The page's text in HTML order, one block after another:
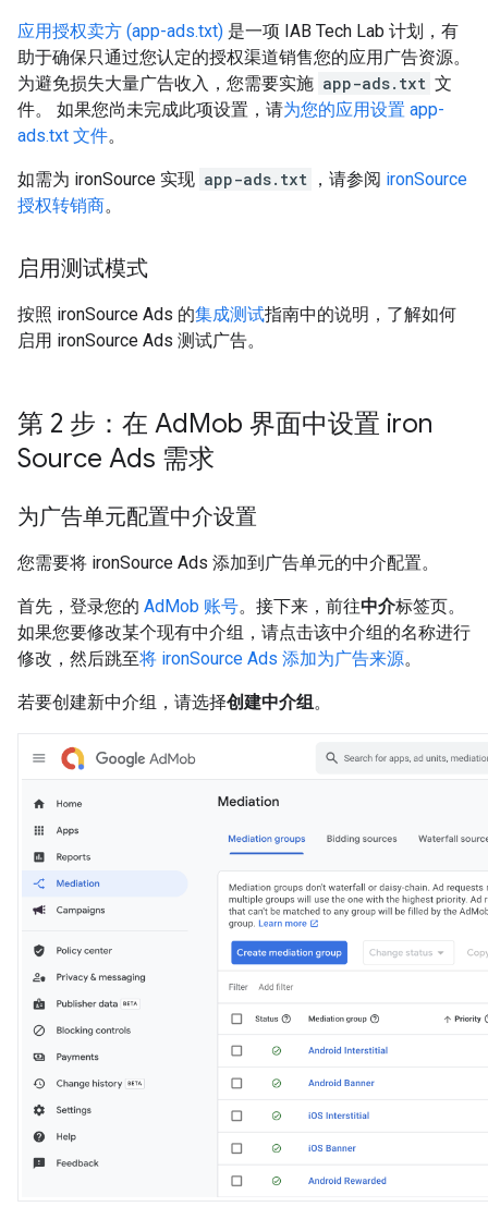
应用授权卖方 (app-ads.txt) 是一项 IAB Tech Lab 计划，有
助于确保只通过您认定的授权渠道销售您的应用广告资源。
为避免损失大量广告收入，您需要实施 app-ads.txt 文
件。 如果您尚未完成此项设置，请为您的应用设置 app-
ads.txt 文件。
如需为 ironSource 实现 app-ads.txt ，请参阅 ironSource
授权转销商。
启用测试模式
按照 ironSource Ads 的集成测试指南中的说明，了解如何
启用 ironSource Ads 测试广告。
第 2 步：在 AdMob 界面中设置 iron
Source Ads 需求
为广告单元配置中介设置
您需要将 ironSource Ads 添加到广告单元的中介配置。
首先，登录您的 AdMob 账号。接下来，前往中介标签页。
如果您要修改某个现有中介组，请点击该中介组的名称进行
修改，然后跳至将 ironSource Ads 添加为广告来源。
若要创建新中介组，请选择创建中介组 。